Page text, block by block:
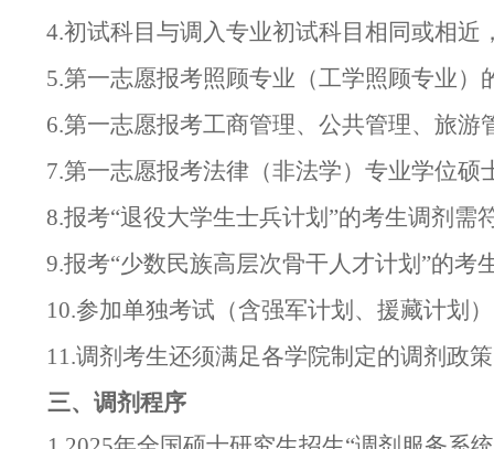
4.初试科目与调入专业初试科目相同或相近
5.第一志愿报考照顾专业（工学照顾专业
6.第一志愿报考工商管理、公共管理、旅
7.第一志愿报考法律（非法学）专业学位
8.报考“退役大学生士兵计划”的考生调剂需
9.报考“少数民族高层次骨干人才计划”的
10.参加单独考试（含强军计划、援藏计划
11.调剂考生还须满足各学院制定的调剂政
三、调剂程序